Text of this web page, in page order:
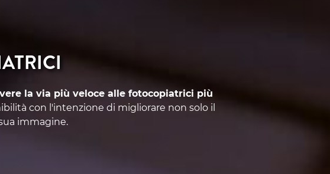
la via più veloce alle fotocopiatrici più
con l'intenzione di migliorare non solo il
immagine.